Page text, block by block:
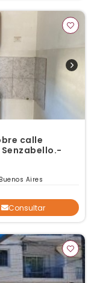
calle
Aires
Consultar